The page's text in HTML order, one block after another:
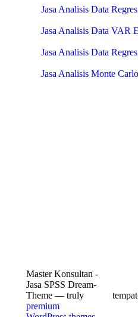
Jasa Analisis Data
Jasa Analisis Data VAR
Jasa Analisis Data
Jasa Analisis Monte Carlo
Master Konsultan -
Jasa SPSS Dream-
Theme — truly
premium